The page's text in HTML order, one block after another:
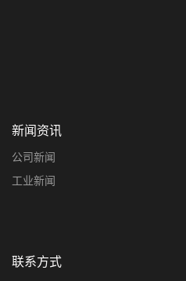
新闻资讯
公司新闻
工业新闻
联系方式